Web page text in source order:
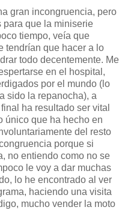
gran incongruencia, pero
para que la miniserie
tiempo, veía que
tendrían que hacer a lo
todo decentemente. Me
en el hospital,
por el mundo (lo
sido la repanocha), a
ha resultado ser vital
único que ha hecho en
del resto
porque si
no entiendo como no se
le voy a dar muchas
lo he encontrado al ver
haciendo una visita
mucho vender la moto